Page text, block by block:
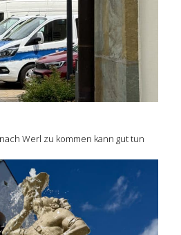
Werl zu kommen kann gut tun